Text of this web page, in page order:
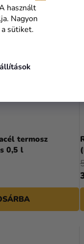
használt
Nagyon
sütiket.
termosz
0,5 l